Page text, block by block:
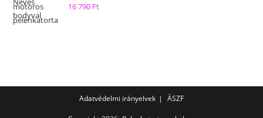
16 790 Ft
Adatvédelmi irányelvek ÁSZF